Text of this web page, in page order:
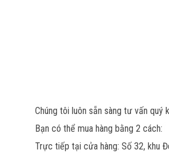
Chúng tôi luôn sẵn sàng tư vấn quý
Bạn có thể mua hàng bằng 2 cách:
Trực tiếp tại cửa hàng: Số 32, khu